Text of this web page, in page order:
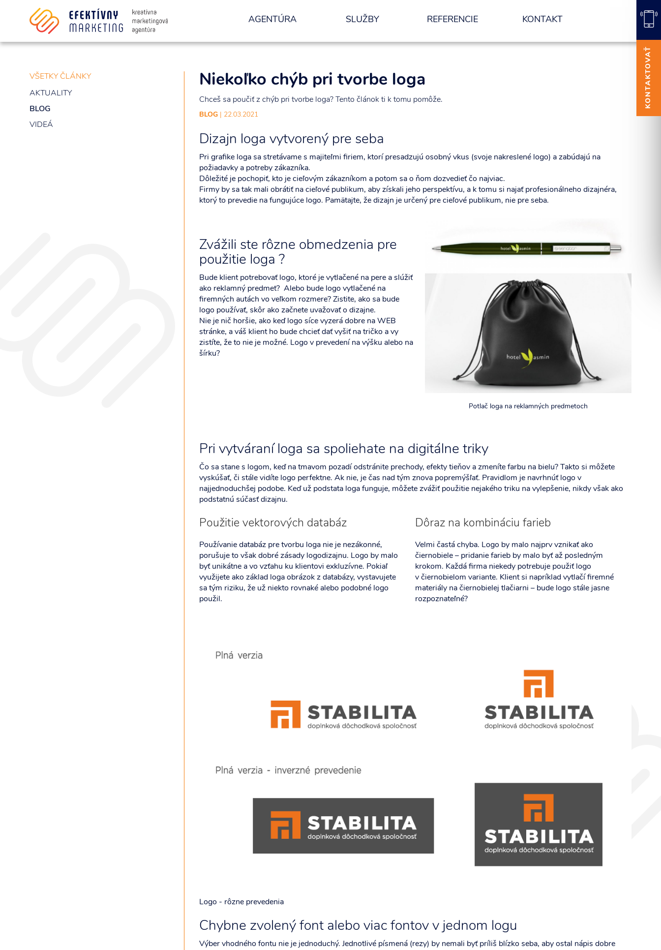
AGENTÚRA SLUŽBY REFERENCIE KONTAKT
VŠETKY ČLÁNKY
AKTUALITY
BLOG
VIDEÁ
Niekoľko chýb pri tvorbe loga
Chceš sa poučiť z chýb pri tvorbe loga? Tento článok ti k tomu pomôže.
BLOG| 22.03.2021
Dizajn loga vytvorený pre seba
Pri grafike loga sa stretávame s majiteľmi firiem, ktorí presadzujú osobný vkus (svoje nakreslené logo) a zabúdajú na
požiadavky a potreby zákazníka.
Dôležité je pochopiť, kto je cieľovým zákazníkom a potom sa o ňom dozvedieť čo najviac.
Firmy by sa tak mali obrátiť na cieľové publikum, aby získali jeho perspektívu, a k tomu si najať profesionálneho dizajnéra,
ktorý to prevedie na fungujúce logo. Pamätajte, že dizajn je určený pre cieľové publikum, nie pre seba.
Potlač loga na reklamných predmetoch
Zvážili ste rôzne obmedzenia pre
použitie loga ?
Bude klient potrebovať logo, ktoré je vytlačené na pere a slúžiť
ako reklamný predmet? Alebo bude logo vytlačené na
firemných autách vo veľkom rozmere? Zistite, ako sa bude
logo používať, skôr ako začnete uvažovať o dizajne.
Nie je nič horšie, ako keď logo síce vyzerá dobre na WEB
stránke, a váš klient ho bude chcieť dať vyšiť na tričko a vy
zistíte, že to nie je možné. Logo v prevedení na výšku alebo na
šírku?
Pri vytváraní loga sa spoliehate na digitálne triky
Čo sa stane s logom, keď na tmavom pozadí odstránite prechody, efekty tieňov a zmeníte farbu na bielu? Takto si môžete
vyskúšať, či stále vidíte logo perfektne. Ak nie, je čas nad tým znova popremýšľať. Pravidlom je navrhnúť logo v
najjednoduchšej podobe. Keď už podstata loga funguje, môžete zvážiť použitie nejakého triku na vylepšenie, nikdy však ako
podstatnú súčasť dizajnu.
Dôraz na kombináciu farieb
Velmi častá chyba. Logo by malo najprv vznikať ako
čiernobiele – pridanie farieb by malo byť až posledným
krokom. Každá firma niekedy potrebuje použiť logo
v čiernobielom variante. Klient si napríklad vytlačí firemné
materiály na čiernobielej tlačiarni – bude logo stále jasne
rozpoznateľné?
Použitie vektorových databáz
Používanie databáz pre tvorbu loga nie je nezákonné,
porušuje to však dobré zásady logodizajnu. Logo by malo
byť unikátne a vo vzťahu ku klientovi exkluzívne. Pokiaľ
využijete ako základ loga obrázok z databázy, vystavujete
sa tým riziku, že už niekto rovnaké alebo podobné logo
použil.
Logo - rôzne prevedenia
Chybne zvolený font alebo viac fontov v jednom logu
Výber vhodného fontu nie je jednoduchý. Jednotlivé písmená (rezy) by nemali byť príliš blízko seba, aby ostal nápis dobre
KONTAKTOVAŤ
Súhlasím so spracovaním osobných informácií.
ODOSLAŤ